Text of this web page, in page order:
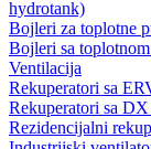
hydrotank)
Bojleri za toplotne
Bojleri sa
Ventilacija
Rekuperatori sa
Rekuperatori sa
Rezidencijalni